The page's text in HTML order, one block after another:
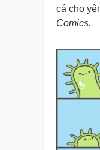
cá cho
Comics.